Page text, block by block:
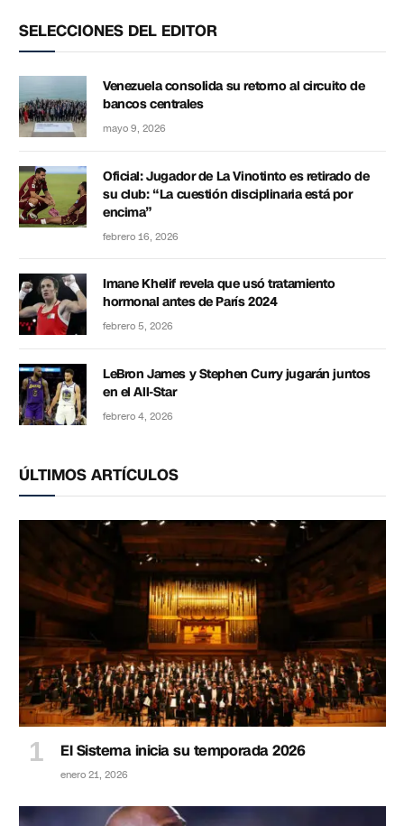
SELECCIONES DEL EDITOR
Venezuela consolida su retorno al circuito de
bancos centrales
mayo 9, 2026
Oficial: Jugador de La Vinotinto es retirado de
su club: “La cuestión disciplinaria está por
encima”
febrero 16, 2026
Imane Khelif revela que usó tratamiento
hormonal antes de París 2024
febrero 5, 2026
LeBron James y Stephen Curry jugarán juntos
en el All-Star
febrero 4, 2026
ÚLTIMOS ARTÍCULOS
El Sistema inicia su temporada 2026
enero 21, 2026